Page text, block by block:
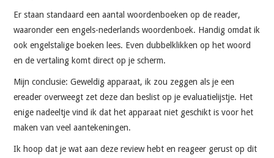
Er staan standaard een aantal woordenboeken op de reader,
waaronder een engels-nederlands woordenboek. Handig omdat ik
ook engelstalige boeken lees. Even dubbelklikken op het woord
en de vertaling komt direct op je scherm.
Mijn conclusie: Geweldig apparaat, ik zou zeggen als je een
ereader overweegt zet deze dan beslist op je evaluatielijstje. Het
enige nadeeltje vind ik dat het apparaat niet geschikt is voor het
maken van veel aantekeningen.
Ik hoop dat je wat aan deze review hebt en reageer gerust op dit